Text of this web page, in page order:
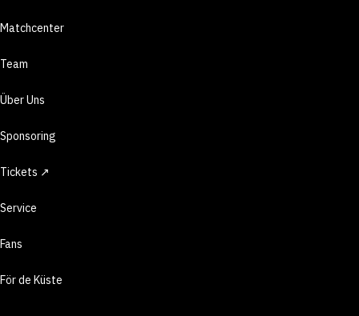
Matchcenter
Team
Über Uns
Sponsoring
Tickets ↗
Service
Fans
För de Küste